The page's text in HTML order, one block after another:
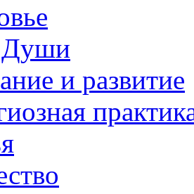
и развитие